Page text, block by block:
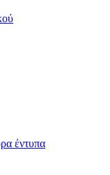
έντυπα